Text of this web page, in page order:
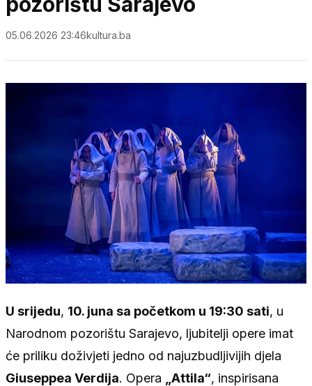
05.06.2026 23:46kultura.ba
U srijedu, 10. juna sa početkom u 19:30 sati, u
Narodnom pozorištu Sarajevo, ljubitelji opere imat
će priliku doživjeti jedno od najuzbudljivijih djela
Giuseppea Verdija. Opera „Attila“, inspirisana